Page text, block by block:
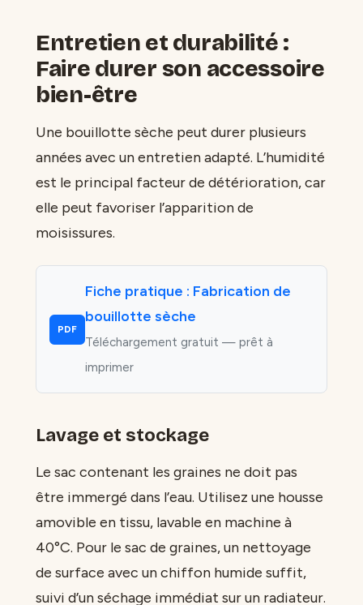
Entretien et durabilité :
Faire durer son accessoire
bien-être
Une bouillotte sèche peut durer plusieurs
années avec un entretien adapté. L’humidité
est le principal facteur de détérioration, car
elle peut favoriser l’apparition de
moisissures.
PDF
Fiche pratique : Fabrication de
bouillotte sèche
Téléchargement gratuit — prêt à
imprimer
Lavage et stockage
Le sac contenant les graines ne doit pas
être immergé dans l’eau. Utilisez une housse
amovible en tissu, lavable en machine à
40°C. Pour le sac de graines, un nettoyage
de surface avec un chiffon humide suffit,
suivi d’un séchage immédiat sur un radiateur.